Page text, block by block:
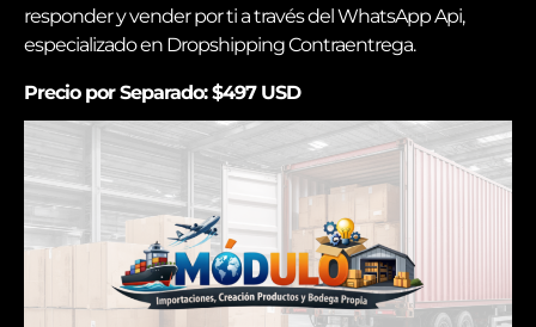
responder y vender por ti a través del WhatsApp Api,
especializado en Dropshipping Contraentrega.
Precio por Separado: $497 USD